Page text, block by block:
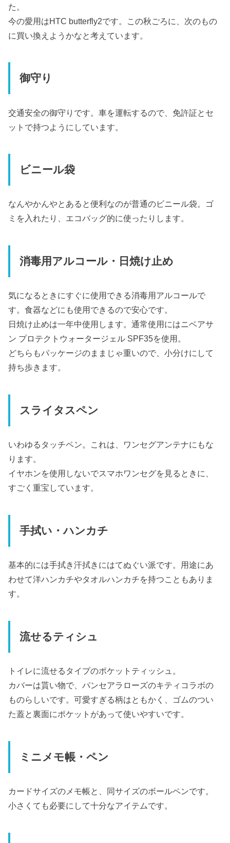
た。
今の愛用はHTC butterfly2です。この秋ごろに、次のもの
に買い換えようかなと考えています。
御守り
交通安全の御守りです。車を運転するので、免許証とセ
ットで持つようにしています。
ビニール袋
なんやかんやとあると便利なのが普通のビニール袋。ゴ
ミを入れたり、エコバッグ的に使ったりします。
消毒用アルコール・日焼け止め
気になるときにすぐに使用できる消毒用アルコールで
す。食器などにも使用できるので安心です。
日焼け止めは一年中使用します。通常使用にはニベアサ
ン プロテクトウォータージェル SPF35を使用。
どちらもパッケージのままじゃ重いので、小分けにして
持ち歩きます。
スライタスペン
いわゆるタッチペン。これは、ワンセグアンテナにもな
ります。
イヤホンを使用しないでスマホワンセグを見るときに、
すごく重宝しています。
手拭い・ハンカチ
基本的には手拭き汗拭きにはてぬぐい派です。用途にあ
わせて洋ハンカチやタオルハンカチを持つこともありま
す。
流せるティシュ
トイレに流せるタイプのポケットティッシュ。
カバーは貰い物で、パンセアラローズのキティコラボの
ものらしいです。可愛すぎる柄はともかく、ゴムのつい
た蓋と裏面にポケットがあって使いやすいです。
ミニメモ帳・ペン
カードサイズのメモ帳と、同サイズのボールペンです。
小さくても必要にして十分なアイテムです。